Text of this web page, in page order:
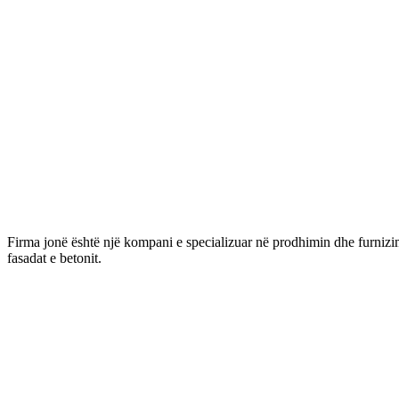
Firma jonë është një kompani e specializuar në prodhimin dhe
fasadat e betonit.